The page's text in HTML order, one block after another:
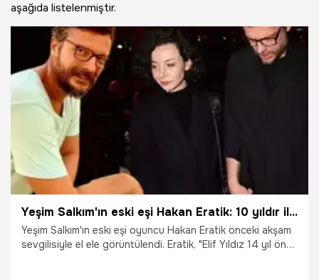
aşağıda listelenmiştir.
Yeşim Salkım'ın eski eşi Hakan Eratik: 10 yıldır ilk kez birinin elini tuttum
Yeşim Salkım'ın eski eşi oyuncu Hakan Eratik önceki akşam
sevgilisiyle el ele görüntülendi. Eratik, "Elif Yıldız 14 yıl önce